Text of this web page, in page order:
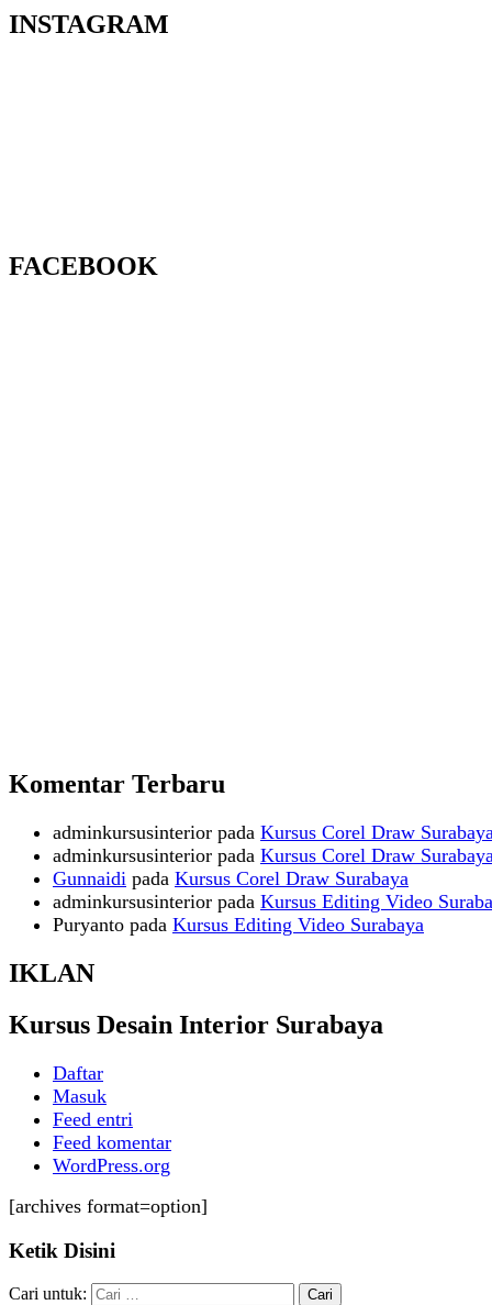
INSTAGRAM
FACEBOOK
Komentar Terbaru
adminkursusinterior pada Kursus Corel Draw
adminkursusinterior pada Kursus Corel Draw
Gunnaidi pada Kursus Corel Draw Surabaya
adminkursusinterior pada Kursus Editing Video
Puryanto pada Kursus Editing Video Surabaya
IKLAN
Kursus Desain Interior Surabaya
Daftar
Masuk
Feed entri
Feed komentar
WordPress.org
[archives format=option]
Ketik Disini
Cari untuk: